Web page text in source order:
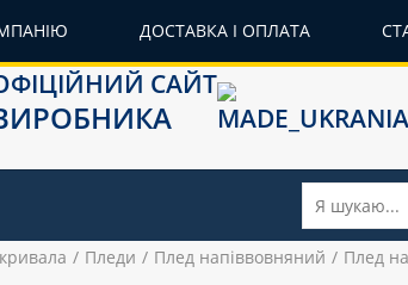
ДОСТАВКА І ОПЛАТА
САЙТ
Пледи Плед напіввовняний Плед